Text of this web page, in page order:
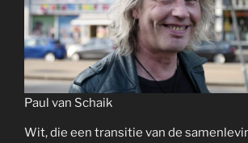
Paul van Schaik
Wit, die een transitie van de